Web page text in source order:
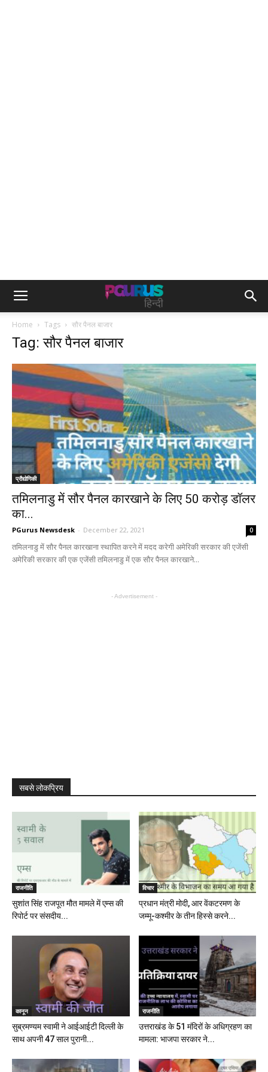
Home Tags सौर पैनल बाजार
Tag: सौर पैनल बाजार
प्रौद्योगिकी
तमिलनाडु में सौर पैनल कारखाने के लिए 50 करोड़ डॉलर
का...
PGurus Newsdesk - December 22, 2021 0
तमिलनाडु में सौर पैनल कारखाना स्थापित करने में मदद करेगी अमेरिकी सरकार की एजेंसी
अमेरिकी सरकार की एक एजेंसी तमिलनाडु में एक सौर पैनल कारखाने...
- Advertisement -
सबसे लोकप्रिय
राजनीति
सुशांत सिंह राजपूत मौत मामले में एम्स की
रिपोर्ट पर संसदीय...
विचार
प्रधान मंत्री मोदी, आर वेंकटरमण के
जम्मू-कश्मीर के तीन हिस्से करने...
कानून
सुब्रमण्यम स्वामी ने आईआईटी दिल्ली के
साथ अपनी 47 साल पुरानी...
राजनीति
उत्तराखंड के 51 मंदिरों के अधिग्रहण का
मामला: भाजपा सरकार ने...